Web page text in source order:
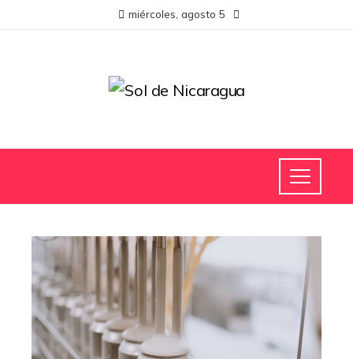
miércoles, agosto 5